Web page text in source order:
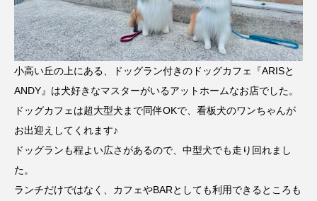
小高い丘の上にある、ドッグラン付きのドッグカフェ『ARISと
ANDY』は犬好きなマスターがいるアットホームなお店でした。
ドッグカフェは超大型犬まで同伴OKで、看板犬のワンちゃんが
お出迎えしてくれます♪
ドッグランも程よい広さがあるので、中型犬でも走り回れまし
た。
ランチだけではなく、カフェやBARとしても利用できるところも